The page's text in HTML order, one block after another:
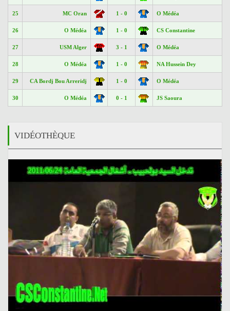
25 MC Oran 1 - 0 O Médéa
26 O Médéa 1 - 0 CS Constantine
27 USM Alger 3 - 1 O Médéa
28 O Médéa 1 - 0 NA Hussein Dey
29 CA Bordj Bou Arreridj 1 - 0 O Médéa
30 O Médéa 0 - 1 JS Saoura
VIDÉOTHÈQUE